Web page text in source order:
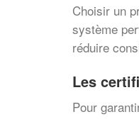
Choisir un
système
réduire
Les
Pour